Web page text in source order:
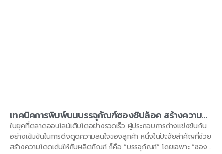
เทคนิคการพิมพ์บนบรรจุภัณฑ์ซองซิปล็อค สร้างความ
โดดเด่นและน่าจดจำ โดย KAELYNPACKAGE
ในยุคที่ตลาดออนไลน์เติบโตอย่างรวดเร็ว ผู้ประกอบการต่างแข่งขันกัน
อย่างเข้มข้นในการดึงดูดความสนใจของลูกค้า หนึ่งในปัจจัยสำคัญที่ช่วย
สร้างความโดดเด่นให้กับผลิตภัณฑ์ ก็คือ “บรรจุภัณฑ์” โดยเฉพาะ “ซอง